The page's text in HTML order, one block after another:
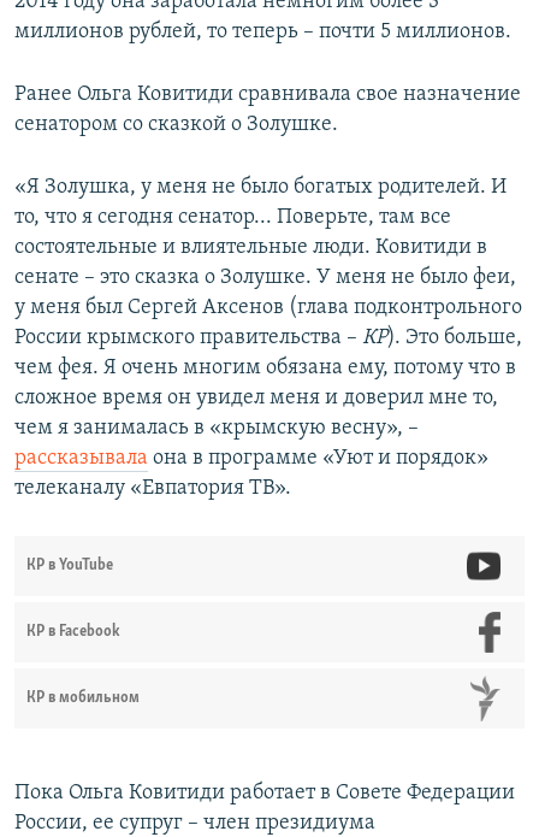
миллионов рублей, то теперь – почти 5 миллионов.
Ранее Ольга Ковитиди сравнивала свое назначение
сенатором со сказкой о Золушке.
«Я Золушка, у меня не было богатых родителей. И
то, что я сегодня сенатор... Поверьте, там все
состоятельные и влиятельные люди. Ковитиди в
сенате – это сказка о Золушке. У меня не было феи,
у меня был Сергей Аксенов (глава подконтрольного
России крымского правительства – КР). Это больше,
чем фея. Я очень многим обязана ему, потому что в
сложное время он увидел меня и доверил мне то,
чем я занималась в «крымскую весну», –
рассказывала она в программе «Уют и порядок»
телеканалу «Евпатория ТВ».
КР в YouTube
КР в Facebook
КР в мобильном
Пока Ольга Ковитиди работает в Совете Федерации
России, ее супруг – член президиума